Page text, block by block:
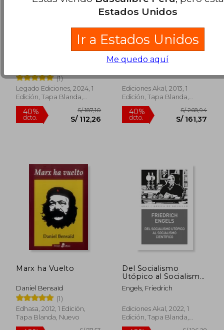
55%
dcto. S/ 106,03
55%
dcto. S/
(1)
Legado Ediciones, 2024, 1
Edición, Tapa Blanda,
Nuevo
Ediciones Akal, 2013, 1
Edición, Tapa Blanda,
Nuevo
Marx ha Vuelto
Daniel Bensaïd
(1)
Edhasa, 2012, 1 Edición,
Tapa Blanda, Nuevo
Del Socialismo
Utópico al Socialismo
Científico: 356 (Básica
de Bolsillo)
Engels, Friedrich
Ediciones Akal, 2022, 1
Edición, Tapa Blanda,
Nuevo
Estados Unidos
Ir a Estados Unidos
Me quedo aquí